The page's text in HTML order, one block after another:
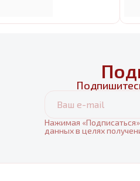
Нажимая
данных в целях